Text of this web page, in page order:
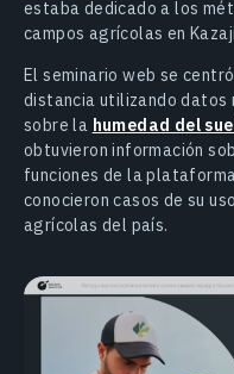
estaba dedicado a los
campos agrícolas en
El seminario web se
distancia utilizando datos
sobre la humedad del
obtuvieron información
funciones de la plataforma
conocieron casos de su
agrícolas del país.